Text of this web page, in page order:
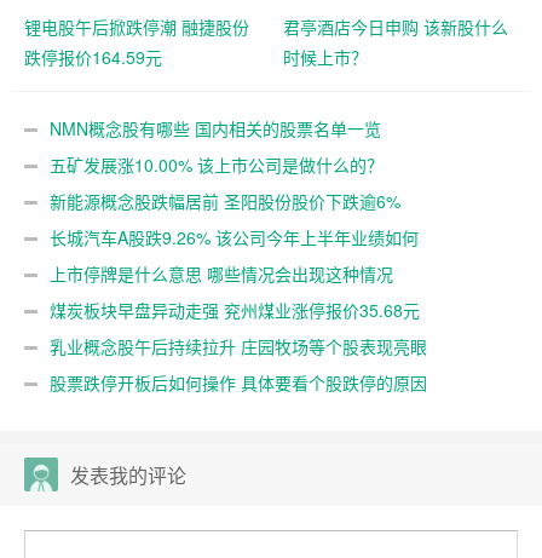
锂电股午后掀跌停潮 融捷股份
跌停报价164.59元
君亭酒店今日申购 该新股什么
时候上市？
NMN概念股有哪些 国内相关的股票名单一览
五矿发展涨10.00% 该上市公司是做什么的？
新能源概念股跌幅居前 圣阳股份股价下跌逾6%
长城汽车A股跌9.26% 该公司今年上半年业绩如何
上市停牌是什么意思 哪些情况会出现这种情况
煤炭板块早盘异动走强 兖州煤业涨停报价35.68元
乳业概念股午后持续拉升 庄园牧场等个股表现亮眼
股票跌停开板后如何操作 具体要看个股跌停的原因
发表我的评论